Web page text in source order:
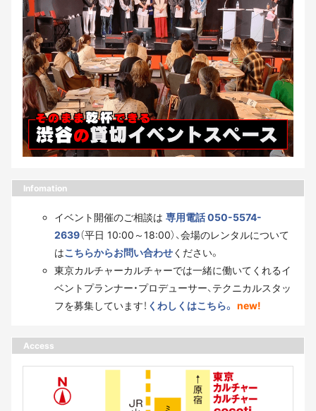
Infomation
イベント開催のご相談は 専用電話 050-5574-
2639（平日 10:00～18:00）、会場のレンタルについて
はこちらからお問い合わせください。
東京カルチャーカルチャーでは一緒に働いてくれるイ
ベントプランナー・プロデューサー、テクニカルスタッ
フを募集しています！ くわしくはこちら。 new!
Access